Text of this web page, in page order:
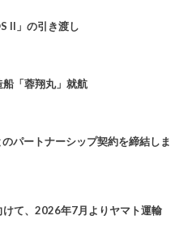
II」の引き渡し
「蓉翔丸」就航
パートナーシップ契約を締結しま
けて、2026年7月よりヤマト運輸